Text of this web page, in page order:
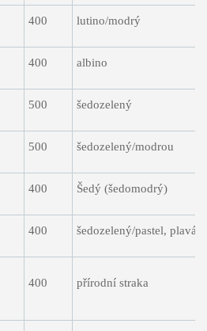
400 lutino/modrý
400 albino
500 šedozelený
500 šedozelený/modrou
400 Šedý (šedomodrý)
400 šedozelený/pastel, plavá
400 přírodní straka